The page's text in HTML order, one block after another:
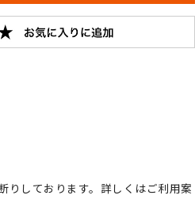
りしております。詳しくはご利用案